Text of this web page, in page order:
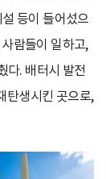
등이 들어섰으
람들이 일하고,
다. 배터시 발전
탄생시킨 곳으로,